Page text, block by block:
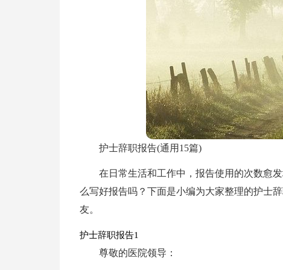
护士辞职报告(通用15篇)
在日常生活和工作中，报告使用的次数愈
么写好报告吗？下面是小编为大家整理的护士
友。
护士辞职报告1
尊敬的医院领导：